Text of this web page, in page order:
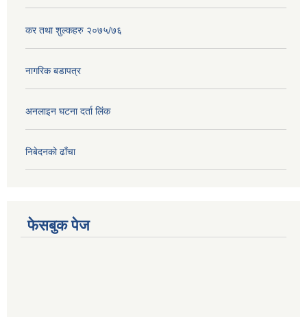
कर तथा शुल्कहरु २०७५/७६
नागरिक बडापत्र
अनलाइन घटना दर्ता लिंक
निबेदनको ढाँचा
फेसबुक पेज